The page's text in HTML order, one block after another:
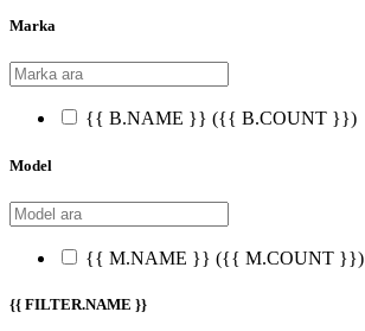
Marka
{{ B.NAME }} ({{ B.COUNT }})
Model
{{ M.NAME }} ({{ M.COUNT }})
{{ FILTER.NAME }}